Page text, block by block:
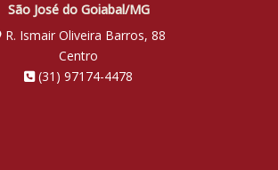
São José do Goiabal/MG
R. Ismair Oliveira Barros, 88
Centro
(31) 97174-4478